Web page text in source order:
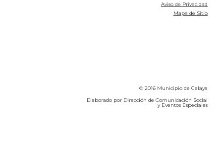
Aviso de Privacidad
Mapa de Sitio
© 2016 Municipio de Celaya
Elaborado por Dirección de Comunicación Social
y Eventos Especiales